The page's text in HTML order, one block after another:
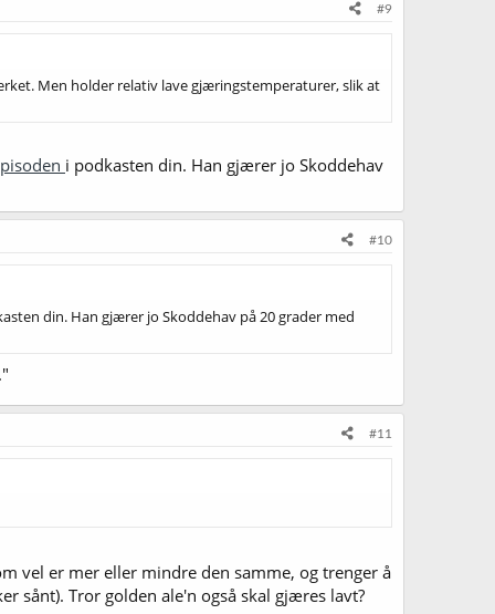
#9
Men holder relativ lave gjæringstemperaturer, slik at
i podkasten din. Han gjærer jo Skoddehav
#10
din. Han gjærer jo Skoddehav på 20 grader med
#11
vel er mer eller mindre den samme, og trenger å
sånt). Tror golden ale'n også skal gjæres lavt?